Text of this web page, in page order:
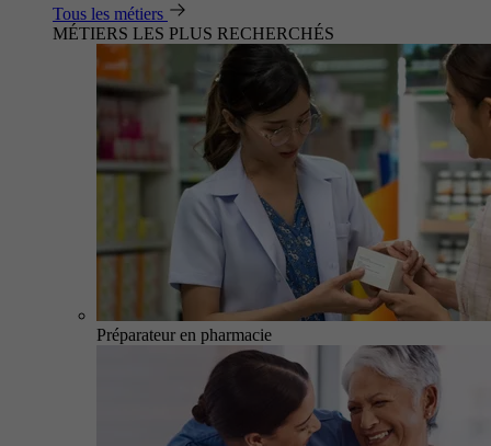
Tous les métiers
MÉTIERS LES PLUS RECHERCHÉS
Préparateur en pharmacie